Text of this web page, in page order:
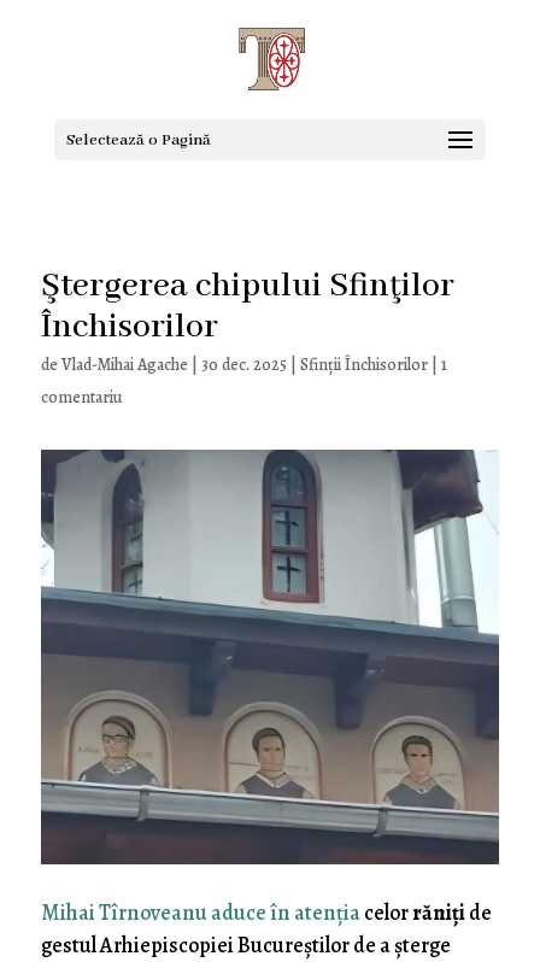
Selectează o Pagină
Ştergerea chipului Sfinţilor
Închisorilor
de Vlad-Mihai Agache 30 dec. 2025| Sfinţii Închisorilor| 1
comentariu
Mihai Tîrnoveanu aduce în atenţiacelorrăniţide
gestul Arhiepiscopiei Bucureştilor de a şterge